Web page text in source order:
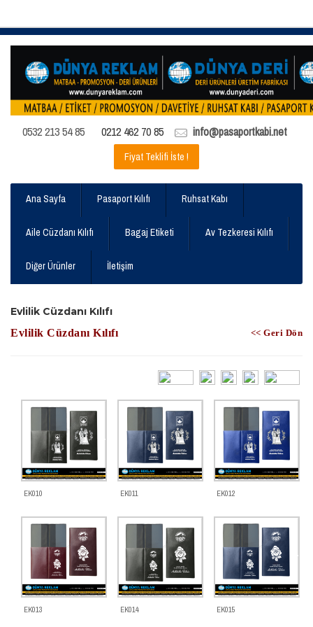
0532 213 54 85 0212 462 70 85 info@pasaportkabi.net
Fiyat Teklifi İste !
Ana Sayfa Pasaport Kılıfı Ruhsat Kabı
Aile Cüzdanı Kılıfı Bagaj Etiketi Av Tezkeresi Kılıfı
Diğer Ürünler İletişim
Evlilik Cüzdanı Kılıfı
Evlilik Cüzdanı Kılıfı << Geri Dön
EK010 EK011 EK012
EK013 EK014 EK015